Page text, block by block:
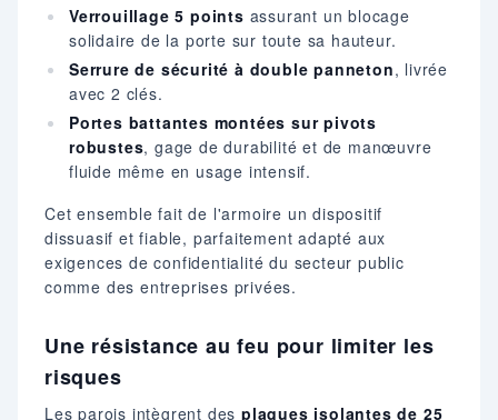
Verrouillage 5 points assurant un blocage
solidaire de la porte sur toute sa hauteur.
Serrure de sécurité à double panneton, livrée
avec 2 clés.
Portes battantes montées sur pivots
robustes, gage de durabilité et de manœuvre
fluide même en usage intensif.
Cet ensemble fait de l'armoire un dispositif
dissuasif et fiable, parfaitement adapté aux
exigences de confidentialité du secteur public
comme des entreprises privées.
Une résistance au feu pour limiter les
risques
Les parois intègrent des plaques isolantes de 25